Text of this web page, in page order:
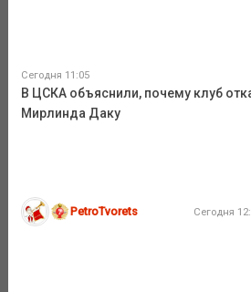
Сегодня 11:05
В ЦСКА объяснили, почему клуб
Мирлинда Даку
PetroTvorets Сегодня